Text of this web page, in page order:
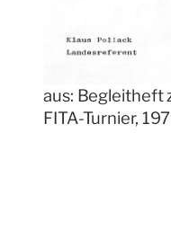
aus: Begleitheft
FITA-Turnier,